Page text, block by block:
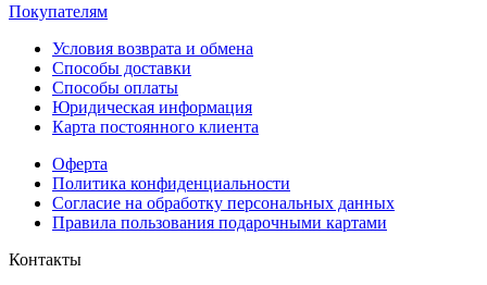
Покупателям
Условия возврата и обмена
Способы доставки
Способы оплаты
Юридическая информация
Карта постоянного клиента
Оферта
Политика конфиденциальности
Согласие на обработку персональных данных
Правила пользования подарочными картами
Контакты